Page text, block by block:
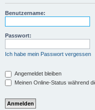
Benutzername:
Passwort:
Ich habe mein Passwort vergessen
Angemeldet bleiben
Meinen Online-Status während